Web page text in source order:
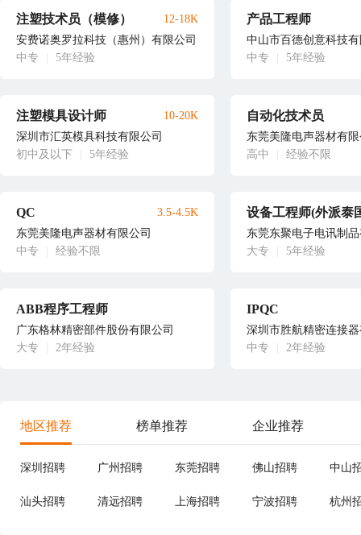
注塑技术员（模修）
安费诺奥罗拉科技（惠州）有限公司
中专
5年经验
12-18K 产品工程师
中山市百德创意科技
中专
5年经验
注塑模具设计师
深圳市汇英模具科技有限公司
初中及以下
5年经验
10-20K 自动化技术员
东莞美隆电声器材有
高中
经验不限
QC
东莞美隆电声器材有限公司
中专
经验不限
3.5-4.5K 设备工程师(外派泰
东莞东聚电子电讯制
大专
5年经验
ABB程序工程师
广东格林精密部件股份有限公司
大专
2年经验
IPQC
深圳市胜航精密连接
中专
2年经验
地区推荐 榜单推荐 企业推荐
深圳招聘 广州招聘 东莞招聘 佛山招聘 中山
汕头招聘 清远招聘 上海招聘 宁波招聘 杭州